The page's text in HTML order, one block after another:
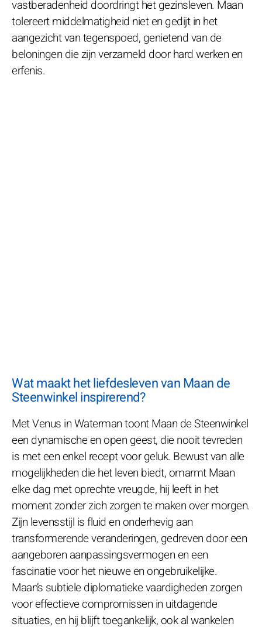
vastberadenheid doordringt het gezinsleven. Maan
tolereert middelmatigheid niet en gedijt in het
aangezicht van tegenspoed, genietend van de
beloningen die zijn verzameld door hard werken en
erfenis.
Wat maakt het liefdesleven van Maan de
Steenwinkel inspirerend?
Met Venus in Waterman toont Maan de Steenwinkel
een dynamische en open geest, die nooit tevreden
is met een enkel recept voor geluk. Bewust van alle
mogelijkheden die het leven biedt, omarmt Maan
elke dag met oprechte vreugde, hij leeft in het
moment zonder zich zorgen te maken over morgen.
Zijn levensstijl is fluid en onderhevig aan
transformerende veranderingen, gedreven door een
aangeboren aanpassingsvermogen en een
fascinatie voor het nieuwe en ongebruikelijke.
Maan’s subtiele diplomatieke vaardigheden zorgen
voor effectieve compromissen in uitdagende
situaties, en hij blijft toegankelijk, ook al wankelen